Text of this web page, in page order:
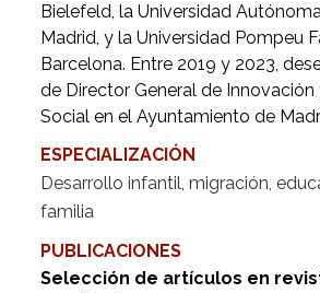
Bielefeld, la Universidad
Madrid, y la Universidad Pompeu
Barcelona. Entre 2019 y 2023,
de Director General de
Social en el Ayuntamiento de
ESPECIALIZACIÓN
Desarrollo infantil, migración,
familia
PUBLICACIONES
Selección de artículos en